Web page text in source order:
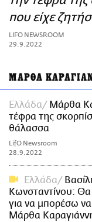
ΑΜΠΑ
PRINT
που είχε
LIFO NEWSROOM
29.9.2022
ΜΑΡΘΑ
Ελλάδα
Μάρθα
τέφρα της
θάλασσα
LifO Newsroom
28.9.2022
Ελλάδα
Κωνσταντίνου: Θα
για να μπορέσω
Μάρθα